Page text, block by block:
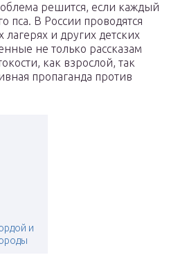
решится, если каждый
пса. В России проводятся
и других детских
не только рассказам
как взрослой, так
пропаганда против
и